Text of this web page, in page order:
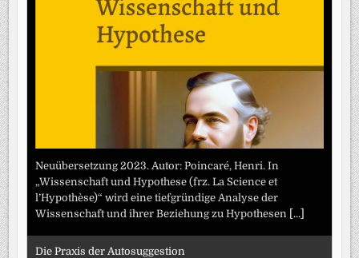
Neuübersetzung 2023. Autor: Poincaré, Henri. In
„Wissenschaft und Hypothese (frz. La Science et
l’Hypothèse)“ wird eine tiefgründige Analyse der
Wissenschaft und ihrer Beziehung zu Hypothesen [...]
Die Praxis der Autosuggestion